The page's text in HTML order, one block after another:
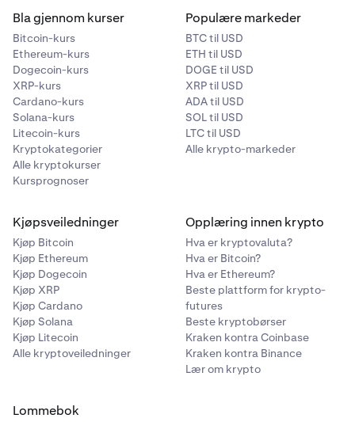
Bla gjennom kurser
Bitcoin-kurs
Ethereum-kurs
Dogecoin-kurs
XRP-kurs
Cardano-kurs
Solana-kurs
Litecoin-kurs
Kryptokategorier
Alle kryptokurser
Kursprognoser
Populære markeder
BTC til USD
ETH til USD
DOGE til USD
XRP til USD
ADA til USD
SOL til USD
LTC til USD
Alle krypto-markeder
Kjøpsveiledninger
Kjøp Bitcoin
Kjøp Ethereum
Kjøp Dogecoin
Kjøp XRP
Kjøp Cardano
Kjøp Solana
Kjøp Litecoin
Alle kryptoveiledninger
Opplæring innen krypto
Hva er kryptovaluta?
Hva er Bitcoin?
Hva er Ethereum?
Beste plattform for krypto-
futures
Beste kryptobørser
Kraken kontra Coinbase
Kraken kontra Binance
Lær om krypto
Lommebok